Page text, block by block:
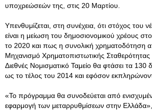
υποχρεώσεών της, στις 20 Μαρτίου.
Υπενθυμίζεται, στη συνέχεια, ότι στόχος του
είναι η μείωση του δημοσιονομικού χρέους
το 2020 και πως η συνολική χρηματοδότηση
Μηχανισμό Χρηματοπιστωτικής Σταθερότητας
Διεθνές Νομισματικό Ταμείο θα φτάσει τα 130
ως το τέλος του 2014 και εφόσον
«Το πρόγραμμα θα συνοδεύεται από
εφαρμογή των μεταρρυθμίσεων στην